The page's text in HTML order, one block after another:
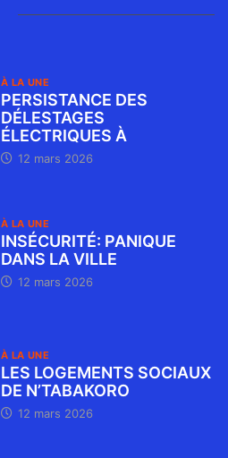
À LA UNE
PERSISTANCE DES
DÉLESTAGES
ÉLECTRIQUES À
12 mars 2026
À LA UNE
INSÉCURITÉ: PANIQUE
DANS LA VILLE
12 mars 2026
À LA UNE
LES LOGEMENTS SOCIAUX
DE N’TABAKORO
12 mars 2026